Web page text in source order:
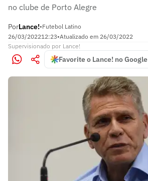
no clube de Porto Alegre
PorLance!•Futebol Latino
26/03/202212:23•Atualizado em 26/03/2022
Supervisionado por Lance!
Favorite o Lance! no Google